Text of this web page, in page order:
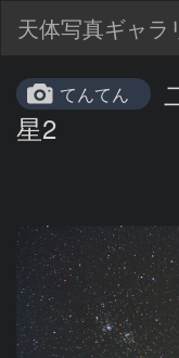
天体写真ギャラ
てんてん
星2